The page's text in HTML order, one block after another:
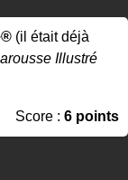
(il était déjà
Illustré
Score : 6 points